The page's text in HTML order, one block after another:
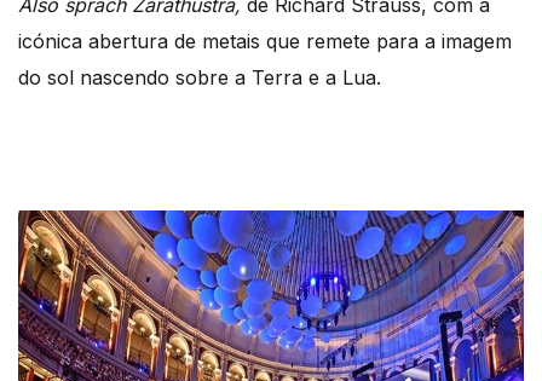
icónica abertura de metais que remete para a imagem
do sol nascendo sobre a Terra e a Lua.